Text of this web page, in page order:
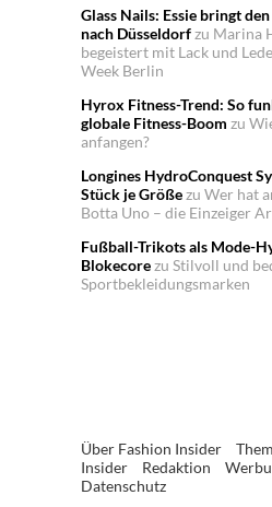
Glass Nails: Essie bringt
nach Düsseldorfzu Marina
begeistert mit Lack und
Week Berlin
Hyrox Fitness-Trend: So
globale Fitness-Boom zu
anfangen?
Longines HydroConquest
Stück je Größezu Wer hat
Botta Uno – die Einzeiger
Fußball-Trikots als Mode-
Blokecorezu Stilvoll und
Sportbekleidungsmarken
Über Fashion Insider
Insider
Redaktion
Datenschutz